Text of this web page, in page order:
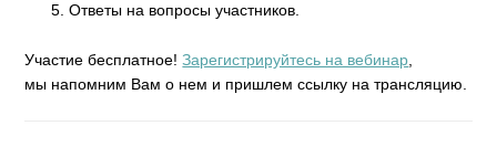
Ответы на вопросы участников.
Участие бесплатное!Зарегистрируйтесь на вебинар
мы напомним Вам о нем и пришлем ссылку на трансляцию.